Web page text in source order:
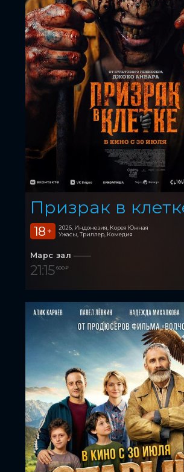
Призрак в
18 +
2026, Индонезия, Корея Южная
Ужасы, Триллер, Комедия
Марс зал
21:15 600 ₽